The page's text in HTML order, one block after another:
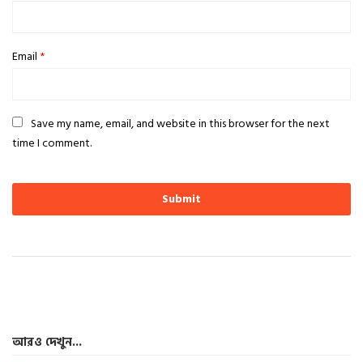
Email *
Save my name, email, and website in this browser for the next
time I comment.
আরও দেখুন...